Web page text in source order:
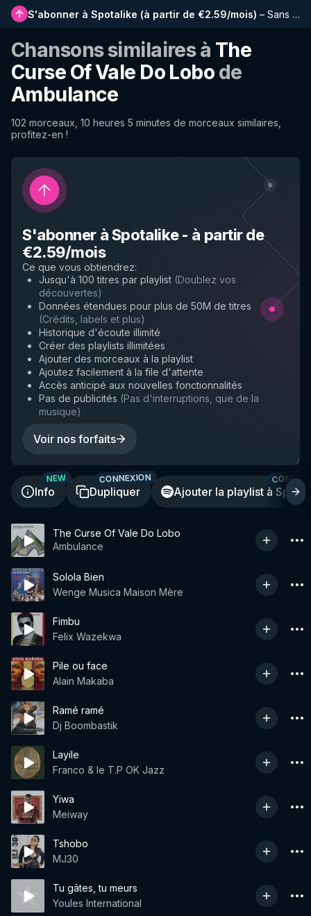
S'abonner à Spotalike (à partir de €2.59/mois) – Sans publicité, playlists plus longues, historique complet et accès anticipé aux nouvelles fonctionnalités
Chansons similaires à The
Curse Of Vale Do Lobo de
Ambulance
102 morceaux, 10 heures 5 minutes de morceaux similaires,
profitez-en !
S'abonner à Spotalike- à partir de
€2.59/mois
Ce que vous obtiendrez:
Jusqu'à 100 titres par playlist (Doublez vos
découvertes)
Données étendues pour plus de 50M de titres
(Crédits, labels et plus)
Historique d'écoute illimité
Créer des playlists illimitées
Ajouter des morceaux à la playlist
Ajoutez facilement à la file d'attente
Accès anticipé aux nouvelles fonctionnalités
Pas de publicités (Pas d'interruptions, que de la
musique)
Voir nos forfaits
Info
NEW
Dupliquer
CONNEXION
Ajouter la playlist à
The Curse Of Vale Do Lobo
Ambulance
Solola Bien
Wenge Musica Maison Mère
Fimbu
Felix Wazekwa
Pile ou face
Alain Makaba
Ramé ramé
Dj Boombastik
Layile
Franco & le T.P OK Jazz
Yiwa
Meiway
Tshobo
MJ30
Tu gâtes, tu meurs
Youles International